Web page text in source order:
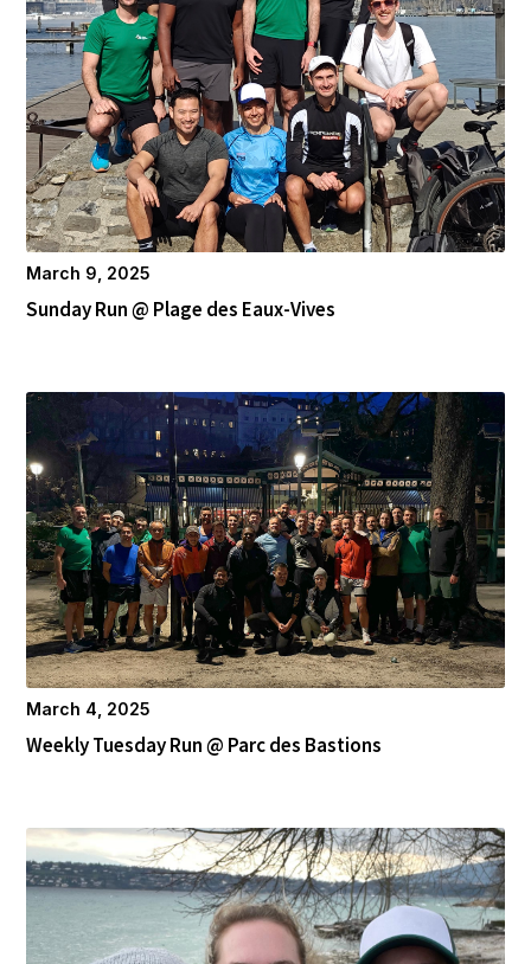
March 9, 2025
Sunday Run @ Plage des Eaux-Vives
March 4, 2025
Weekly Tuesday Run @ Parc des Bastions